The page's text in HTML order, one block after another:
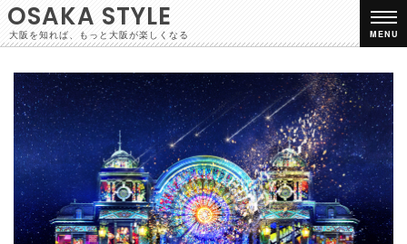
OSAKA STYLE
大阪を知れば、もっと大阪が楽しくなる MENU